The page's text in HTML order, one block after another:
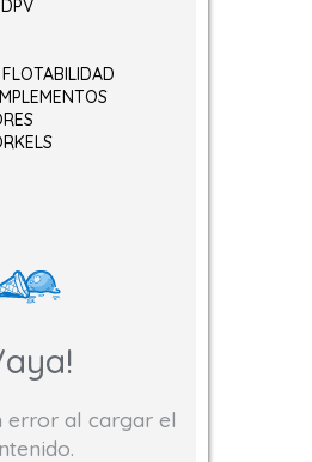
error al cargar el